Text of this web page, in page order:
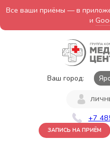
Все ваши приёмы — в
и
Ваш город:
+7
ЗАПИСЬ НА ПРИЁМ